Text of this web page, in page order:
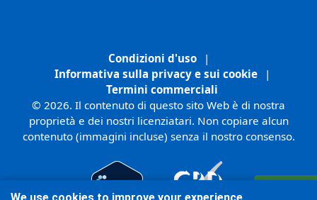
Condizioni d'uso
|
Informativa sulla privacy e sui cookie
|
Termini commerciali
© 2026. Il contenuto di questo sito Web è di nostra
proprietà e dei nostri licenziatari. Non copiare alcun
contenuto (immagini incluse) senza il nostro consenso.